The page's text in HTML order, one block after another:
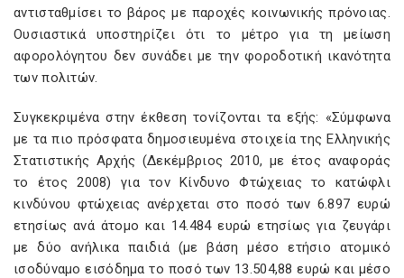
αντισταθμίσει το βάρος με παροχές κοινωνικής πρόνοιας.
Ουσιαστικά υποστηρίζει ότι το μέτρο για τη μείωση
αφορολόγητου δεν συνάδει με την φοροδοτική ικανότητα
των πολιτών.
Συγκεκριμένα στην έκθεση τονίζονται τα εξής: «Σύμφωνα
με τα πιο πρόσφατα δημοσιευμένα στοιχεία της Ελληνικής
Στατιστικής Αρχής (Δεκέμβριος 2010, με έτος αναφοράς
το έτος 2008) για τον Κίνδυνο Φτώχειας το κατώφλι
κινδύνου φτώχειας ανέρχεται στο ποσό των 6.897 ευρώ
ετησίως ανά άτομο και 14.484 ευρώ ετησίως για ζευγάρι
με δύο ανήλικα παιδιά (με βάση μέσο ετήσιο ατομικό
ισοδύναμο εισόδημα το ποσό των 13.504,88 ευρώ και μέσο